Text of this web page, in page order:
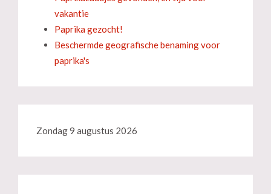
vakantie
Paprika gezocht!
Beschermde geografische benaming voor
paprika's
Zondag 9 augustus 2026